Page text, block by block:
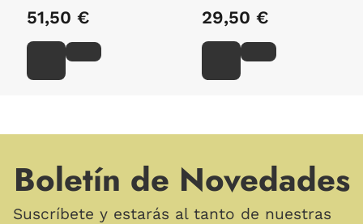
51,50 € 29,50 €
Boletín de Novedades
Suscríbete y estarás al tanto de nuestras